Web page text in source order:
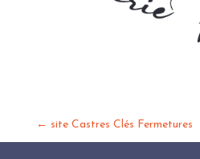
← site Castres Clés Fermetures